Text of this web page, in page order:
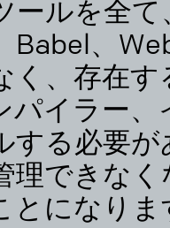
ールを全
Babel、
く、存在
パイラー
する必要
理できな
とになりま